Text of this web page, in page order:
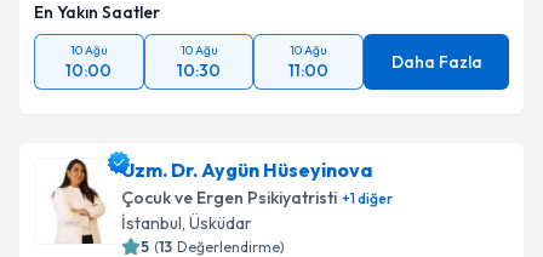
En Yakın Saatler
10 Ağu
10:00
10 Ağu
10:30
10 Ağu
11:00 Daha Fazla
Uzm. Dr. Aygün Hüseyinova
Çocuk ve Ergen Psikiyatristi +1diğer
İstanbul, Üsküdar
5 (13 Değerlendirme)